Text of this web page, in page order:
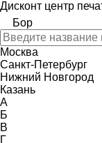
Дисконт центр
Бор
Москва
Санкт-Петербург
Нижний Новгород
Казань
А
Б
В
Г